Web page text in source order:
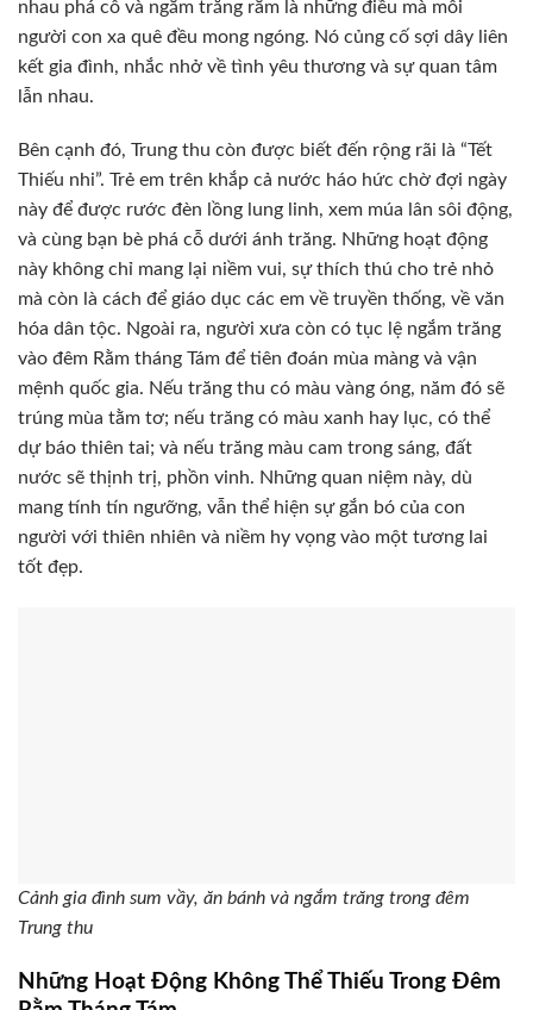
nhau phá cỗ và ngắm trăng rằm là những điều mà mỗi
người con xa quê đều mong ngóng. Nó củng cố sợi dây liên
kết gia đình, nhắc nhở về tình yêu thương và sự quan tâm
lẫn nhau.
Bên cạnh đó, Trung thu còn được biết đến rộng rãi là “Tết
Thiếu nhi”. Trẻ em trên khắp cả nước háo hức chờ đợi ngày
này để được rước đèn lồng lung linh, xem múa lân sôi động,
và cùng bạn bè phá cỗ dưới ánh trăng. Những hoạt động
này không chỉ mang lại niềm vui, sự thích thú cho trẻ nhỏ
mà còn là cách để giáo dục các em về truyền thống, về văn
hóa dân tộc. Ngoài ra, người xưa còn có tục lệ ngắm trăng
vào đêm Rằm tháng Tám để tiên đoán mùa màng và vận
mệnh quốc gia. Nếu trăng thu có màu vàng óng, năm đó sẽ
trúng mùa tằm tơ; nếu trăng có màu xanh hay lục, có thể
dự báo thiên tai; và nếu trăng màu cam trong sáng, đất
nước sẽ thịnh trị, phồn vinh. Những quan niệm này, dù
mang tính tín ngưỡng, vẫn thể hiện sự gắn bó của con
người với thiên nhiên và niềm hy vọng vào một tương lai
tốt đẹp.
Cảnh gia đình sum vầy, ăn bánh và ngắm trăng trong đêm
Trung thu
Những Hoạt Động Không Thể Thiếu Trong Đêm